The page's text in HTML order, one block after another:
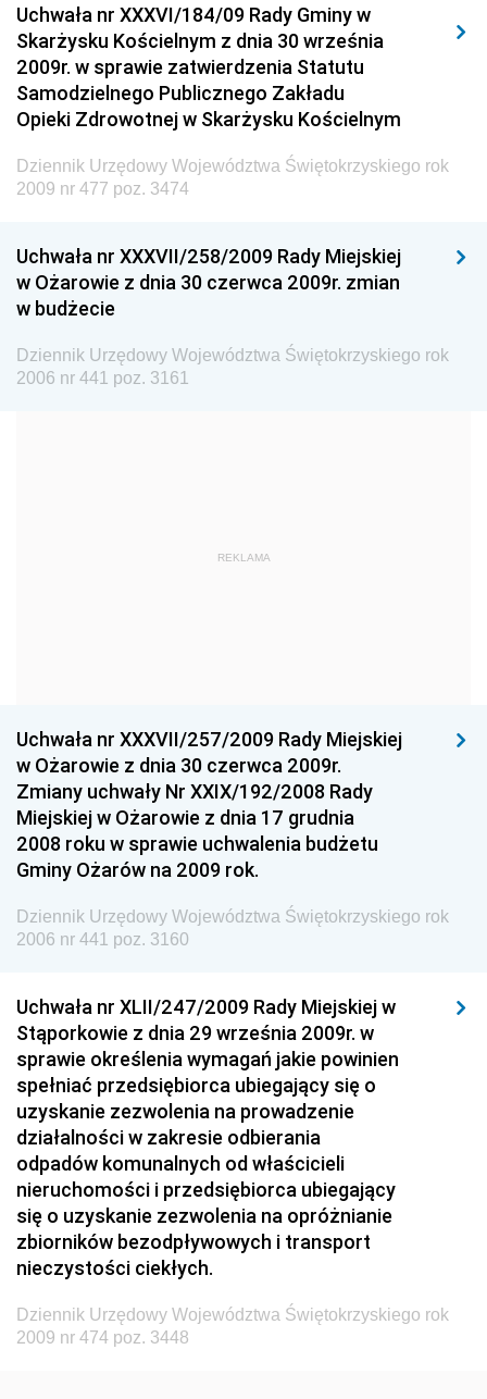
Elektronicznej
Dziennik Urzędowy Ministra Spraw Wewnętrznych i
Administracji
Dziennik Urzędowy Ministra Transportu
Dziennik Urzędowy Ministra Budownictwa
Dziennik Urzędowy Ministra Nauki i Szkolnictwa
Dziennik Urzędowy Głównego Urzędu Miar
Dziennik Urzędowy Ministra Rolnictwa i Rozwoju Wsi
Sportu
Dziennik Urzędowy Ministra Edukacji i Nauki
Dziennik Urzędowy Ministra Gospodarki
Dziennik Urzędowy Urzędu Ochrony Konkurencji i
Konsumentów
Dziennik Urzędowy Ministra Pracy i Polityki
Społecznej
Dziennik Urzędowy Urzędu Lotnictwa Cywilnego
Dziennik Urzędowy Ministerstwa Hutnictwa i
Przemysłu Maszynowego
Dziennik Urzędowy Ministerstwa Zdrowia i Opieki
Społecznej
Dziennik Urzędowy Ministerstwa Rolnictwa, Leśnictwa
i Gospodarki Żywnościowej
Dziennik Urzędowy Ministra Spraw Wewnętrznych
Dziennik Urzędowy Ministra Transportu, Budownictwa
i Gospodarki Morskiej
Dziennik Urzędowy Ministra Administracji i Cyfryzacji
Dziennik Urzędowy Głównego Inspektora Ochrony
Uchwała nr XXXVI/184/09 Rady Gminy w
Skarżysku Kościelnym z dnia 30 września
2009r. w sprawie zatwierdzenia Statutu
Samodzielnego Publicznego Zakładu
Opieki Zdrowotnej w Skarżysku Kościelnym
Dziennik Urzędowy Województwa Świętokrzyskiego rok
2009 nr 477 poz. 3474
Uchwała nr XXXVII/258/2009 Rady Miejskiej
w Ożarowie z dnia 30 czerwca 2009r. zmian
w budżecie
Dziennik Urzędowy Województwa Świętokrzyskiego rok
2006 nr 441 poz. 3161
REKLAMA
Uchwała nr XXXVII/257/2009 Rady Miejskiej
w Ożarowie z dnia 30 czerwca 2009r.
Zmiany uchwały Nr XXIX/192/2008 Rady
Miejskiej w Ożarowie z dnia 17 grudnia
2008 roku w sprawie uchwalenia budżetu
Gminy Ożarów na 2009 rok.
Dziennik Urzędowy Województwa Świętokrzyskiego rok
2006 nr 441 poz. 3160
Uchwała nr XLII/247/2009 Rady Miejskiej w
Stąporkowie z dnia 29 września 2009r. w
sprawie określenia wymagań jakie powinien
spełniać przedsiębiorca ubiegający się o
uzyskanie zezwolenia na prowadzenie
działalności w zakresie odbierania
odpadów komunalnych od właścicieli
nieruchomości i przedsiębiorca ubiegający
się o uzyskanie zezwolenia na opróżnianie
zbiorników bezodpływowych i transport
nieczystości ciekłych.
Dziennik Urzędowy Województwa Świętokrzyskiego rok
2009 nr 474 poz. 3448